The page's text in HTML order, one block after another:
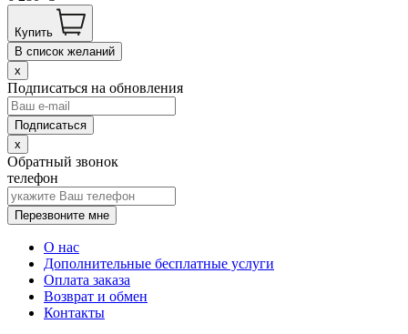
Купить
В список желаний
x
Подписаться на обновления
x
Обратный звонок
телефон
Перезвоните мне
О нас
Дополнительные бесплатные услуги
Оплата заказа
Возврат и обмен
Контакты